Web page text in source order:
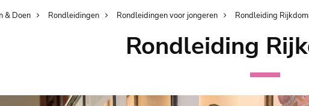
& Doen Rondleidingen Rondleidingen voor jongeren Rondleiding
Rondleiding